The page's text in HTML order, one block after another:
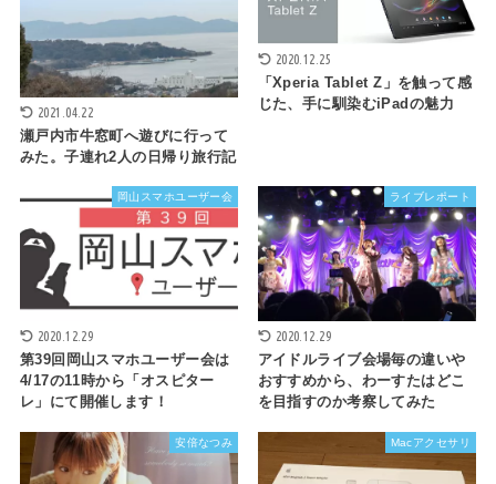
2021.04.22
瀬戸内市牛窓町へ遊びに行って
みた。子連れ2人の日帰り旅行記
2020.12.25
「Xperia Tablet Z」を触って感
じた、手に馴染むiPadの魅力
岡山スマホユーザー会
2020.12.29
第39回岡山スマホユーザー会は
4/17の11時から「オスピター
レ」にて開催します！
ライブレポート
2020.12.29
アイドルライブ会場毎の違いや
おすすめから、わーすたはどこ
を目指すのか考察してみた
安倍なつみ Macアクセサリ